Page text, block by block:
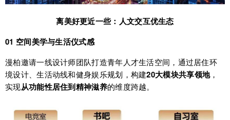
离美好更近一些：人文交互优生态
01 空间美学与生活仪式感
漫柏邀请一线设计师团队打造青年人才生活空间，通过居住环
境设计、生活动线和健身娱乐规划，构建20大模块共享领地，
实现从功能性居住到精神滋养的维度跨越。